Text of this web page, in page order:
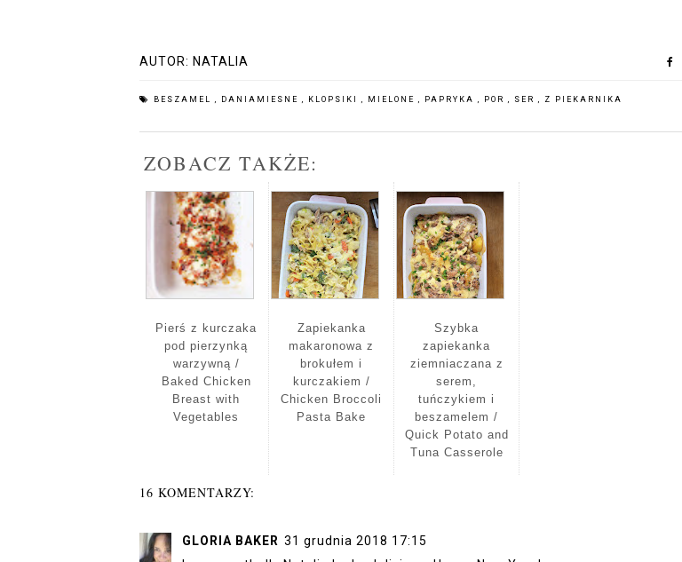
AUTOR: NATALIA
BESZAMEL DANIAMIESNE KLOPSIKI MIELONE PAPRYKA POR SER Z PIEKARNIKA
ZOBACZ TAKŻE:
Pierś z kurczaka
pod pierzynką
warzywną /
Baked Chicken
Breast with
Vegetables
Zapiekanka
makaronowa z
brokułem i
kurczakiem /
Chicken Broccoli
Pasta Bake
Szybka
zapiekanka
ziemniaczana z
serem,
tuńczykiem i
beszamelem /
Quick Potato and
Tuna Casserole
16 KOMENTARZY:
GLORIA BAKER 31 grudnia 2018 17:15